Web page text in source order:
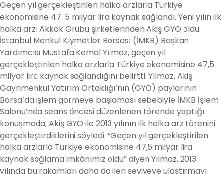
Geçen yıl gerçekleştirilen halka arzlarla Türkiye
ekonomisine 47. 5 milyar lira kaynak sağlandı. Yeni yılın ilk
halka arzı Akkök Grubu şirketlerinden Akiş GYO oldu.
İstanbul Menkul Kıymetler Borsası (İMKB) Başkan
Yardımcısı Mustafa Kemal Yılmaz, geçen yıl
gerçekleştirilen halka arzlarla Türkiye ekonomisine 47,5
milyar lira kaynak sağlandığını belirtti. Yılmaz, Akiş
Gayrimenkul Yatırım Ortaklığı’nın (GYO) paylarının
Borsa’da işlem görmeye başlaması sebebiyle İMKB İşlem
Salonu’nda seans öncesi düzenlenen törende yaptığı
konuşmada, Akiş GYO ile 2013 yılının ilk halka arz törenini
gerçekleştirdiklerini söyledi. “Geçen yıl gerçekleştirilen
halka arzlarla Türkiye ekonomisine 47,5 milyar lira
kaynak sağlama imkânımız oldu” diyen Yılmaz, 2013
yılında bu rakamları daha da ileri seviyeye ulaştırmayı